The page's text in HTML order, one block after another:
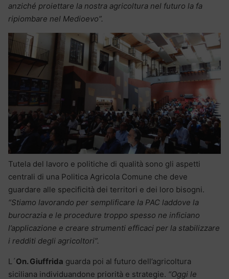
anziché proiettare la nostra agricoltura nel futuro la fa
ripiombare nel Medioevo”.
Tutela del lavoro e politiche di qualità sono gli aspetti
centrali di una Politica Agricola Comune che deve
guardare alle specificità dei territori e dei loro bisogni.
“Stiamo lavorando per semplificare la PAC laddove la
burocrazia e le procedure troppo spesso ne inficiano
l’applicazione e creare strumenti efficaci per la stabilizzare
i redditi degli agricoltori”.
L´On. Giuffrida guarda poi al futuro dell’agricoltura
siciliana individuandone priorità e strategie. “Oggi le